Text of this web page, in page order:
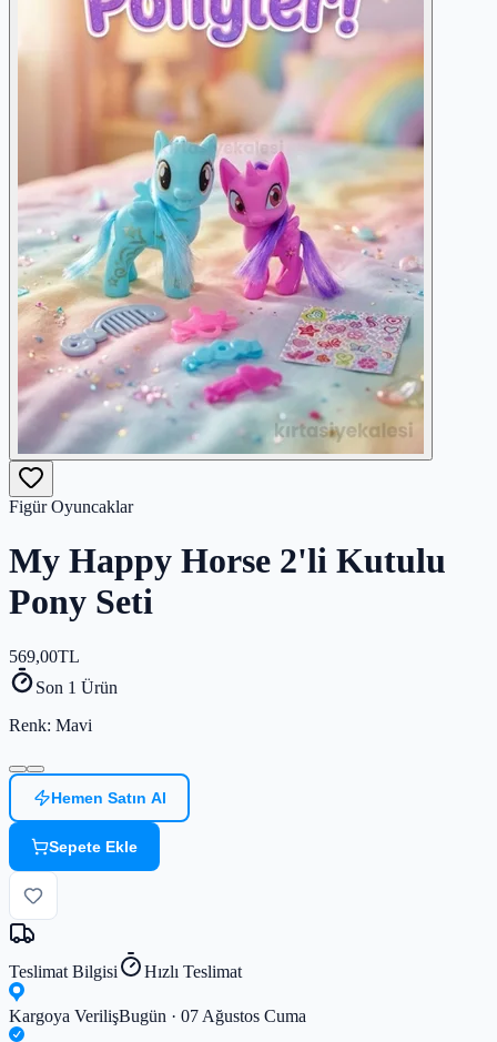
Figür Oyuncaklar
My Happy Horse 2'li Kutulu
Pony Seti
569,00TL
Son 1 Ürün
Renk: Mavi
Hemen Satın Al
Sepete Ekle
Teslimat Bilgisi Hızlı Teslimat
Kargoya VerilişBugün · 07 Ağustos Cuma